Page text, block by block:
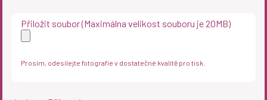
Přiložit soubor (Maximálna velikost souboru je 20MB)
Prosím, odesílejte fotografie v dostatečné kvalitě pro tisk.